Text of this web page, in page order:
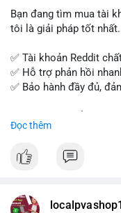
Bạn đang tìm mua tài
tôi là giải pháp tốt nhất.
✅ Tài khoản Reddit
✅ Hỗ trợ phản hồi
✅ Bảo hành đầy đủ,
📞 WhatsApp: +1 660
📧 Email:
của bạn!
Đọc thêm